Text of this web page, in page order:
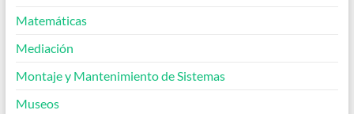
Matemáticas
Mediación
Montaje y Mantenimiento de Sistemas
Museos